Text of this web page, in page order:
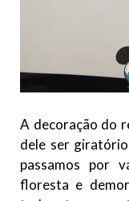
A decoração do
dele ser
passamos por
floresta e